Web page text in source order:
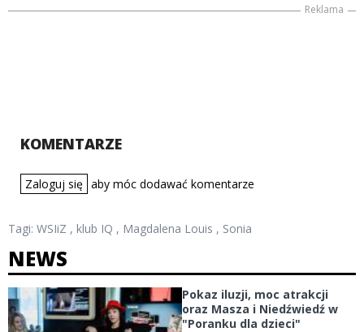
Reklama
KOMENTARZE
Zaloguj się aby móc dodawać komentarze
Tagi: WSIiZ , klub IQ , Magdalena Louis , Sonia
NEWS
Pokaz iluzji, moc atrakcji
oraz Masza i Niedźwiedź w
"Poranku dla dzieci"